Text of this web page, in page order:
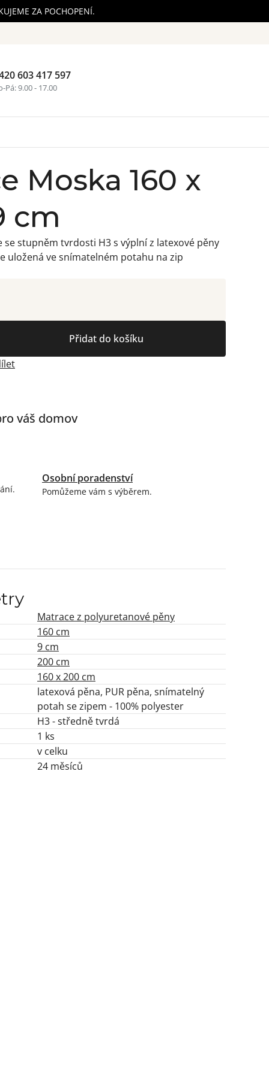
ZA POCHOPENÍ.
603 417 597
Pá: 9.00 - 17.00
Moska 160 x
cm
Přidat do košíku
stupněm tvrdosti H3 s výplní z latexové pěny
uložená ve snímatelném potahu na zip
váš domov
Osobní poradenství
Pomůžeme vám s výběrem.
Matrace z polyuretanové pěny
160 cm
9 cm
200 cm
160 x 200 cm
latexová pěna, PUR pěna, snímatelný
potah se zipem - 100% polyester
H3 - středně tvrdá
1 ks
v celku
24 měsíců